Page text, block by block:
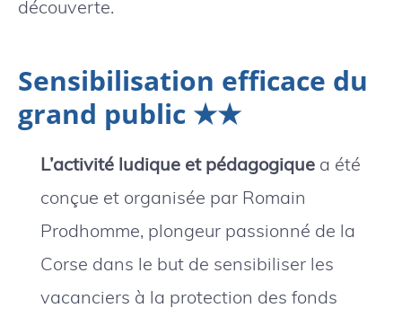
découverte.
Sensibilisation efficace du
grand public ★★
L’activité ludique et pédagogique a été
conçue et organisée par Romain
Prodhomme, plongeur passionné de la
Corse dans le but de sensibiliser les
vacanciers à la protection des fonds